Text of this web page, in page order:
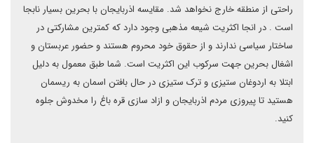
راحتی از منطقه خارج نخواهد شد. مقایسه اذربایجان با بحرین بسیار نابجا
است . در انجا اکثریت شیعه مذهبی وجود دارد که کمترین مشارکتی در
ساختار سیاسی ندارند و از حقوق خود محروم هستند و حضور عربستان و
اشغال بحرین جهت سرکوب این اکثریت است. شما طبق معمول به دلیل
ابتلا به اردوغان ستیزی و ترک ستیزی در حال بافتن اسمان به ریسمان
هستید تا پیروزی مردم اذربایجان و ازاد سازی قره باغ را مخدوش جلوه
کنید.